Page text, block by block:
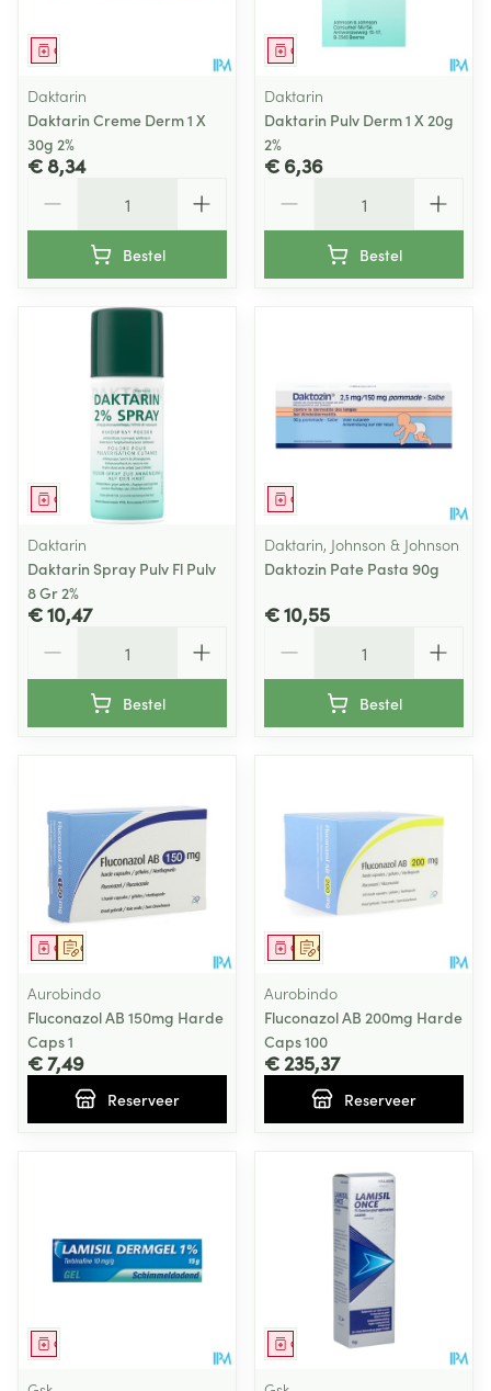
Geneesmiddel
Daktarin
Daktarin Creme Derm 1 X
30g 2%
€ 8,34
Bestel
Geneesmiddel
Daktarin
Daktarin Pulv Derm 1 X 20g
2%
€ 6,36
Bestel
Geneesmiddel
Daktarin
Daktarin Spray Pulv Fl Pulv
8 Gr 2%
€ 10,47
Bestel
Geneesmiddel
Daktarin, Johnson & Johnson
Daktozin Pate Pasta 90g
€ 10,55
Bestel
Op voorschrift
Geneesmiddel
Aurobindo
Fluconazol AB 150mg Harde
Caps 1
€ 7,49
Reserveer
Op voorschrift
Geneesmiddel
Aurobindo
Fluconazol AB 200mg Harde
Caps 100
€ 235,37
Reserveer
Geneesmiddel Geneesmiddel